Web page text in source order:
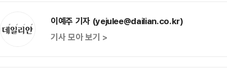
이예주 기자 (yejulee@dailian.co.kr)
기사 모아 보기 >